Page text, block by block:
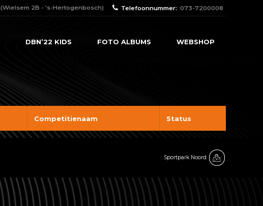
(Wielsem 2B - 's-Hertogenbosch) Telefoonnummer: 073-7200008
DBN’22 KIDS FOTO ALBUMS WEBSHOP
Competitienaam Status
Sportpark Noord